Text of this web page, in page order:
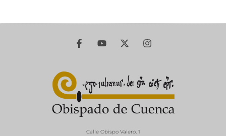
Calle Obispo Valero, 1